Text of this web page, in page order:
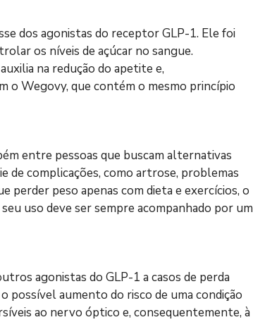
dos agonistas do receptor GLP-1. Ele foi
os níveis de açúcar no sangue.
na redução do apetite e,
o Wegovy, que contém o mesmo princípio
entre pessoas que buscam alternativas
de complicações, como artrose, problemas
perder peso apenas com dieta e exercícios, o
uso deve ser sempre acompanhado por um
agonistas do GLP-1 a casos de perda
possível aumento do risco de uma condição
ao nervo óptico e, consequentemente, à